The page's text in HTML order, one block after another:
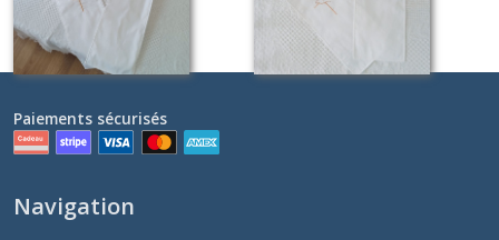
avec date et prénom)
(personnalisable avec date
Paiements sécurisés
Navigation